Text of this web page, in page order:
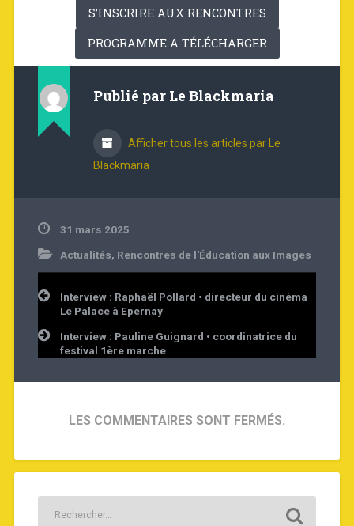
S’INSCRIRE AUX RENCONTRES
PROGRAMME A TÉLÉCHARGER
Publié par Le Blackmaria
Afficher tous les articles par Le
Blackmaria
31 mars 2025
Actualités, Rencontres de l'Éducation aux Images
Navigation
de
l’article
Interview : Raphaël Pollard • directeur du cinéma
Le Palace à Epernay
Interview : Pauline Guignard • coordinatrice du
festival 1ère marche
LES COMMENTAIRES SONT FERMÉS.